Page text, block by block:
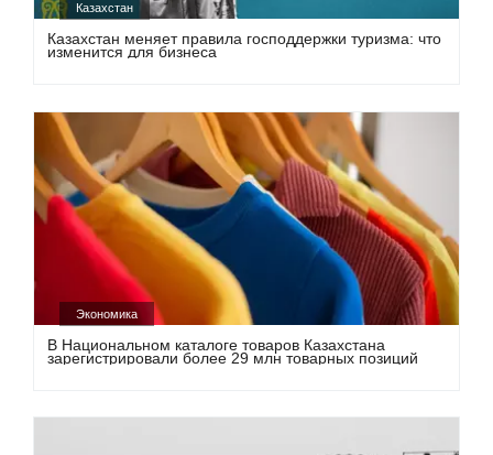
Казахстан
Казахстан меняет правила господдержки туризма: что
изменится для бизнеса
Экономика
В Национальном каталоге товаров Казахстана
зарегистрировали более 29 млн товарных позиций